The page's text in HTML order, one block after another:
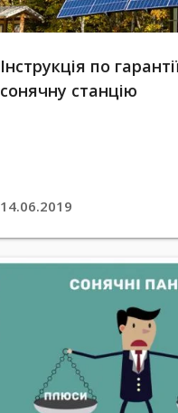
Інструкція по
сонячну станцію
14.06.2019